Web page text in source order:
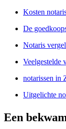
Kosten
De
Notaris
Veelgestelde
notarissen in
Uitgelichte
Een